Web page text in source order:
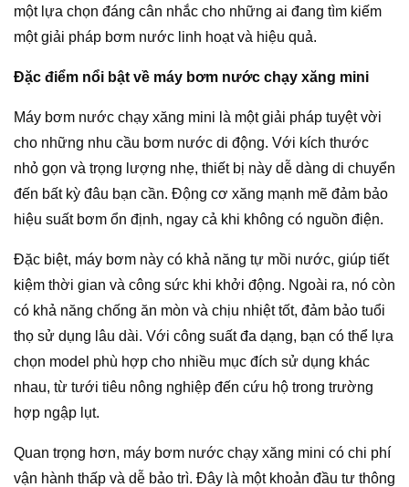
một lựa chọn đáng cân nhắc cho những ai đang tìm kiếm
một giải pháp bơm nước linh hoạt và hiệu quả.
Đặc điểm nổi bật về máy bơm nước chạy xăng mini
Máy bơm nước chạy xăng mini là một giải pháp tuyệt vời
cho những nhu cầu bơm nước di động. Với kích thước
nhỏ gọn và trọng lượng nhẹ, thiết bị này dễ dàng di chuyển
đến bất kỳ đâu bạn cần. Động cơ xăng mạnh mẽ đảm bảo
hiệu suất bơm ổn định, ngay cả khi không có nguồn điện.
Đặc biệt, máy bơm này có khả năng tự mồi nước, giúp tiết
kiệm thời gian và công sức khi khởi động. Ngoài ra, nó còn
có khả năng chống ăn mòn và chịu nhiệt tốt, đảm bảo tuổi
thọ sử dụng lâu dài. Với công suất đa dạng, bạn có thể lựa
chọn model phù hợp cho nhiều mục đích sử dụng khác
nhau, từ tưới tiêu nông nghiệp đến cứu hộ trong trường
hợp ngập lụt.
Quan trọng hơn, máy bơm nước chạy xăng mini có chi phí
vận hành thấp và dễ bảo trì. Đây là một khoản đầu tư thông